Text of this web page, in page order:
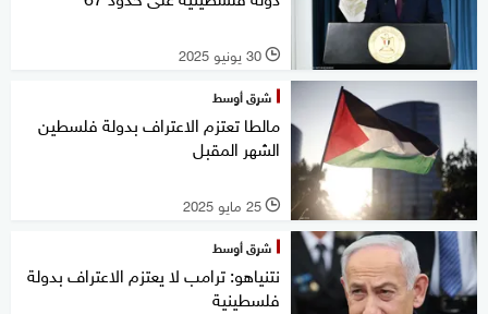
l 30 يونيو 2025
شرق أوسط
مالطا تعتزم الاعتراف بدولة فلسطين
الشهر المقبل
l 25 مايو 2025
شرق أوسط
نتنياهو: ترامب لا يعتزم الاعتراف بدولة
فلسطينية